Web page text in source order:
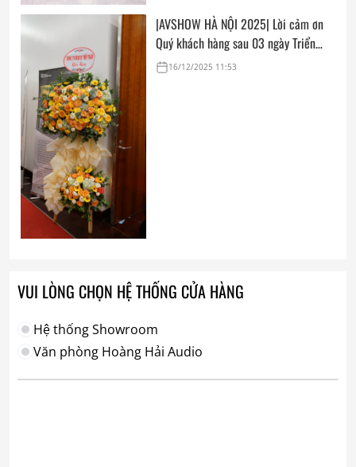
|AVSHOW HÀ NỘI 2025| Lời cảm ơn
Quý khách hàng sau 03 ngày Triển
lãm16/12/2025 11:53
VUI LÒNG CHỌN HỆ THỐNG CỬA HÀNG
Hệ thống Showroom
Văn phòng Hoàng Hải Audio